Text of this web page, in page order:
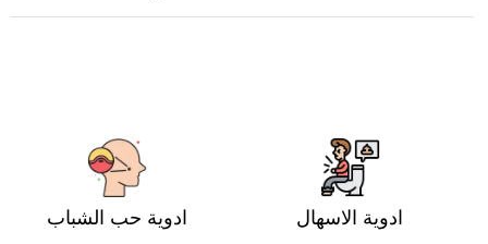
ادوية حب الشباب ادوية الاسهال